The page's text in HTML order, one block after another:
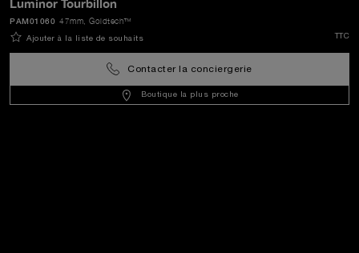
Luminor Tourbillon
47mm , Goldtech™
PAM01060
Ajouter à la liste de souhaits TTC
Contacter la conciergerie
Boutique la plus proche
Luxembourg(EUR €)- FR